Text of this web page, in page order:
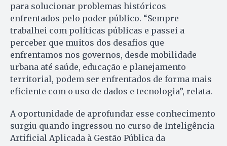
para solucionar problemas históricos
enfrentados pelo poder público. “Sempre
trabalhei com políticas públicas e passei a
perceber que muitos dos desafios que
enfrentamos nos governos, desde mobilidade
urbana até saúde, educação e planejamento
territorial, podem ser enfrentados de forma mais
eficiente com o uso de dados e tecnologia”, relata.
A oportunidade de aprofundar esse conhecimento
surgiu quando ingressou no curso de Inteligência
Artificial Aplicada à Gestão Pública da